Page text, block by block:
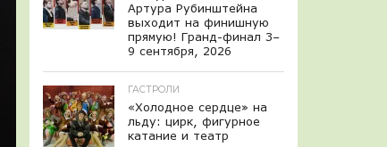
Артура Рубинштейна
выходит на финишную
прямую! Гранд-финал 3–
9 сентября, 2026
ГАСТРОЛИ
«Холодное сердце» на
льду: цирк, фигурное
катание и театр